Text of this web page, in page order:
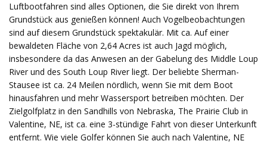
Luftbootfahren sind alles Optionen, die Sie direkt von Ihrem
Grundstück aus genießen können! Auch Vogelbeobachtungen
sind auf diesem Grundstück spektakulär. Mit ca. Auf einer
bewaldeten Fläche von 2,64 Acres ist auch Jagd möglich,
insbesondere da das Anwesen an der Gabelung des Middle Loup
River und des South Loup River liegt. Der beliebte Sherman-
Stausee ist ca. 24 Meilen nördlich, wenn Sie mit dem Boot
hinausfahren und mehr Wassersport betreiben möchten. Der
Zielgolfplatz in den Sandhills von Nebraska, The Prairie Club in
Valentine, NE, ist ca. eine 3-stündige Fahrt von dieser Unterkunft
entfernt. Wie viele Golfer können Sie auch nach Valentine, NE